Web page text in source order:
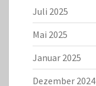
Juli 2025
Mai 2025
Januar 2025
Dezember 2024